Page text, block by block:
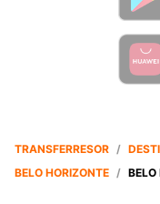
TRANSFERRESOR /
BELO HORIZONTE / BELO